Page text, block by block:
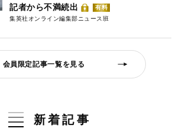
記者から不満続出
有料
集英社オンライン編集部ニュース班
会員限定記事一覧を見る
新着記事